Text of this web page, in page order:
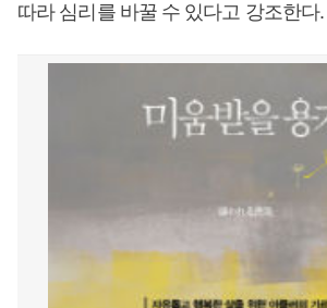
따라 심리를 바꿀 수 있다고 강조한다.